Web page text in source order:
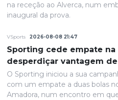
na receção ao Alverca, num
inaugural da prova.
VSports 2026-08-08 21:47
Sporting cede empate na
desperdiçar vantagem
O Sporting iniciou a sua
com um empate a duas bolas
Amadora, num encontro em